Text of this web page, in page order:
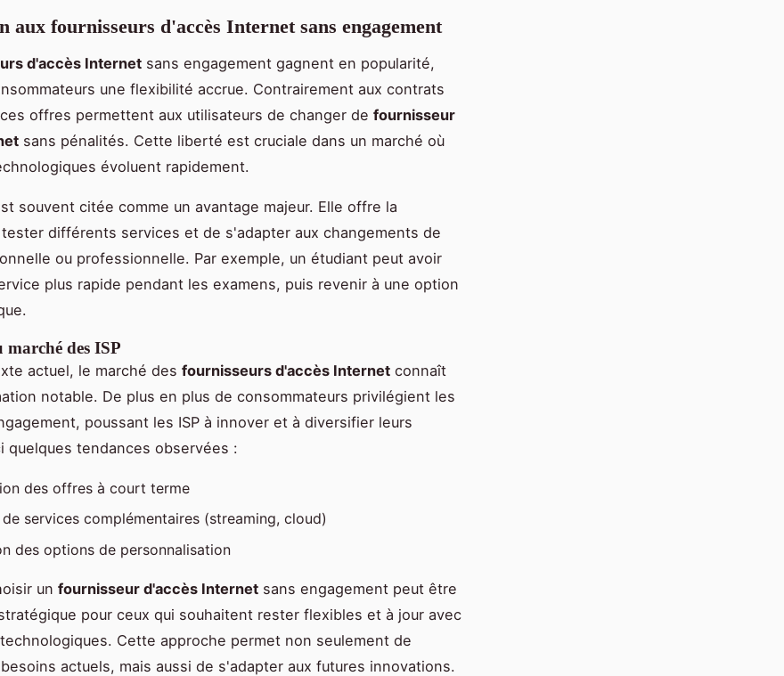
aux fournisseurs d'accès Internet sans engagement
d'accès Internet sans engagement gagnent en popularité,
une flexibilité accrue. Contrairement aux contrats
offres permettent aux utilisateurs de changer de fournisseur
sans pénalités. Cette liberté est cruciale dans un marché où
évoluent rapidement.
souvent citée comme un avantage majeur. Elle offre la
différents services et de s'adapter aux changements de
ou professionnelle. Par exemple, un étudiant peut avoir
plus rapide pendant les examens, puis revenir à une option
marché des ISP
actuel, le marché des fournisseurs d'accès Internet connaît
notable. De plus en plus de consommateurs privilégient les
poussant les ISP à innover et à diversifier leurs
quelques tendances observées :
des offres à court terme
services complémentaires (streaming, cloud)
des options de personnalisation
un fournisseur d'accès Internet sans engagement peut être
pour ceux qui souhaitent rester flexibles et à jour avec
Cette approche permet non seulement de
actuels, mais aussi de s'adapter aux futures innovations.